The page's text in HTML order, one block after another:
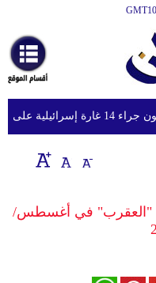
أخبارعاجلة
رياضة
ثقافة
إقتصاد
وموسيقى
وجنوب لبنان
برج "العقرب" في أغسطس/